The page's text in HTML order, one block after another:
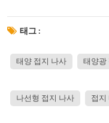
태그 :
태양 접지 나사 태양광
나선형 접지 나사 접지